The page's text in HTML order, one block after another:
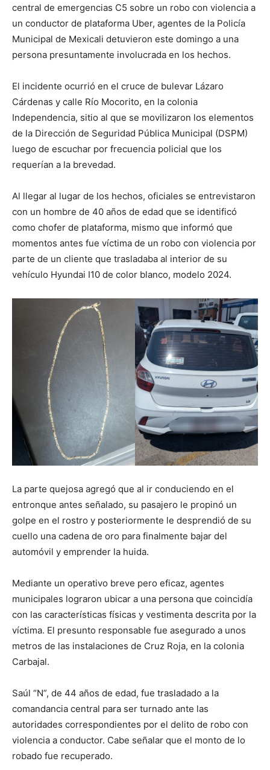
central de emergencias C5 sobre un robo con violencia a
un conductor de plataforma Uber, agentes de la Policía
Municipal de Mexicali detuvieron este domingo a una
persona presuntamente involucrada en los hechos.
El incidente ocurrió en el cruce de bulevar Lázaro
Cárdenas y calle Río Mocorito, en la colonia
Independencia, sitio al que se movilizaron los elementos
de la Dirección de Seguridad Pública Municipal (DSPM)
luego de escuchar por frecuencia policial que los
requerían a la brevedad.
Al llegar al lugar de los hechos, oficiales se entrevistaron
con un hombre de 40 años de edad que se identificó
como chofer de plataforma, mismo que informó que
momentos antes fue víctima de un robo con violencia por
parte de un cliente que trasladaba al interior de su
vehículo Hyundai I10 de color blanco, modelo 2024.
La parte quejosa agregó que al ir conduciendo en el
entronque antes señalado, su pasajero le propinó un
golpe en el rostro y posteriormente le desprendió de su
cuello una cadena de oro para finalmente bajar del
automóvil y emprender la huida.
Mediante un operativo breve pero eficaz, agentes
municipales lograron ubicar a una persona que coincidía
con las características físicas y vestimenta descrita por la
víctima. El presunto responsable fue asegurado a unos
metros de las instalaciones de Cruz Roja, en la colonia
Carbajal.
Saúl “N”, de 44 años de edad, fue trasladado a la
comandancia central para ser turnado ante las
autoridades correspondientes por el delito de robo con
violencia a conductor. Cabe señalar que el monto de lo
robado fue recuperado.